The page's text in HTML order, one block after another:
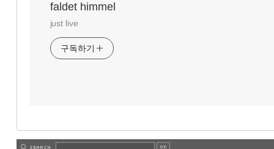
faldet himmel
just live
구독하기